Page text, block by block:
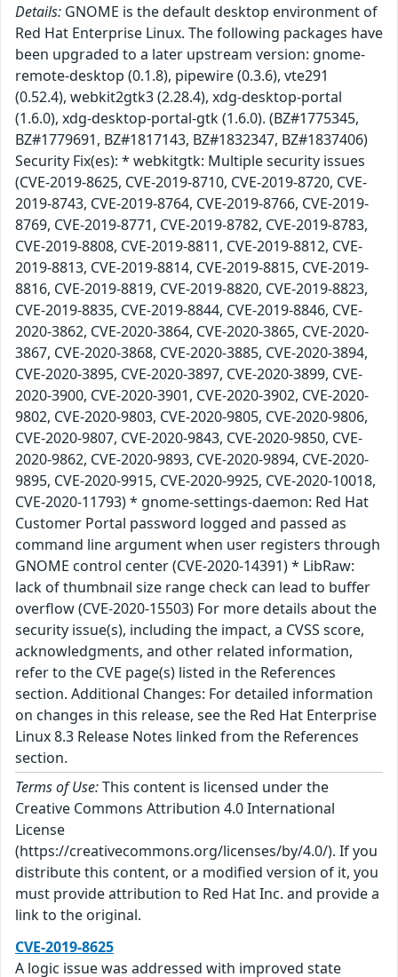
Details: GNOME is the default desktop environment of
Red Hat Enterprise Linux. The following packages have
been upgraded to a later upstream version: gnome-
remote-desktop (0.1.8), pipewire (0.3.6), vte291
(0.52.4), webkit2gtk3 (2.28.4), xdg-desktop-portal
(1.6.0), xdg-desktop-portal-gtk (1.6.0). (BZ#1775345,
BZ#1779691, BZ#1817143, BZ#1832347, BZ#1837406)
Security Fix(es): * webkitgtk: Multiple security issues
(CVE-2019-8625, CVE-2019-8710, CVE-2019-8720, CVE-
2019-8743, CVE-2019-8764, CVE-2019-8766, CVE-2019-
8769, CVE-2019-8771, CVE-2019-8782, CVE-2019-8783,
CVE-2019-8808, CVE-2019-8811, CVE-2019-8812, CVE-
2019-8813, CVE-2019-8814, CVE-2019-8815, CVE-2019-
8816, CVE-2019-8819, CVE-2019-8820, CVE-2019-8823,
CVE-2019-8835, CVE-2019-8844, CVE-2019-8846, CVE-
2020-3862, CVE-2020-3864, CVE-2020-3865, CVE-2020-
3867, CVE-2020-3868, CVE-2020-3885, CVE-2020-3894,
CVE-2020-3895, CVE-2020-3897, CVE-2020-3899, CVE-
2020-3900, CVE-2020-3901, CVE-2020-3902, CVE-2020-
9802, CVE-2020-9803, CVE-2020-9805, CVE-2020-9806,
CVE-2020-9807, CVE-2020-9843, CVE-2020-9850, CVE-
2020-9862, CVE-2020-9893, CVE-2020-9894, CVE-2020-
9895, CVE-2020-9915, CVE-2020-9925, CVE-2020-10018,
CVE-2020-11793) * gnome-settings-daemon: Red Hat
Customer Portal password logged and passed as
command line argument when user registers through
GNOME control center (CVE-2020-14391) * LibRaw:
lack of thumbnail size range check can lead to buffer
overflow (CVE-2020-15503) For more details about the
security issue(s), including the impact, a CVSS score,
acknowledgments, and other related information,
refer to the CVE page(s) listed in the References
section. Additional Changes: For detailed information
on changes in this release, see the Red Hat Enterprise
Linux 8.3 Release Notes linked from the References
section.
Terms of Use:This content is licensed under the
Creative Commons Attribution 4.0 International
License
(https://creativecommons.org/licenses/by/4.0/). If you
distribute this content, or a modified version of it, you
must provide attribution to Red Hat Inc. and provide a
link to the original.
CVE-2019-8625
A logic issue was addressed with improved state